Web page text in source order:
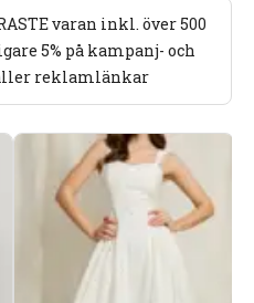
varan inkl. över 500
5% på kampanj- och
reklamlänkar